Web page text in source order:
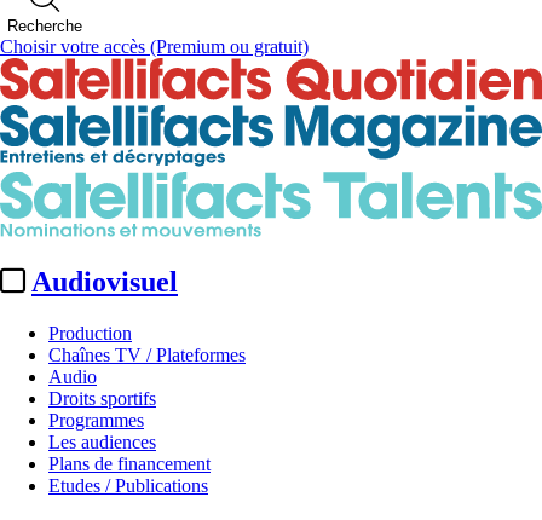
Recherche
Choisir votre accès (Premium ou gratuit)
Audiovisuel
Production
Chaînes TV / Plateformes
Audio
Droits sportifs
Programmes
Les audiences
Plans de financement
Etudes / Publications